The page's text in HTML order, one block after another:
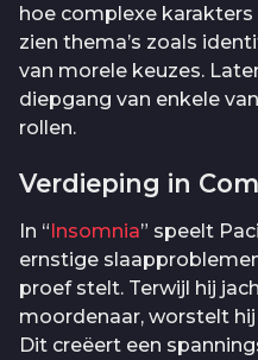
hoe complexe
zien thema’s zoals
van morele keuzes.
diepgang van enkele
rollen.
Verdieping in
In “Insomnia” speelt
ernstige
proef stelt. Terwijl hij
moordenaar, worstelt
Dit creëert een